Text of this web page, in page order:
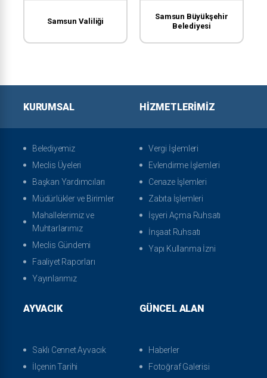
Samsun Valiliği
Samsun Büyükşehir
Belediyesi
KURUMSAL
Belediyemiz
Meclis Üyeleri
Başkan Yardımcıları
Müdürlükler ve Birimler
Mahallelerimiz ve
Muhtarlarımız
Meclis Gündemi
Faaliyet Raporları
Yayınlarımız
HIZMETLERIMIZ
Vergi İşlemleri
Evlendirme İşlemleri
Cenaze İşlemleri
Zabıta İşlemleri
İşyeri Açma Ruhsatı
İnşaat Ruhsatı
Yapı Kullanma İzni
AYVACIK
Saklı Cennet Ayvacık
İlçenin Tarihi
GÜNCEL ALAN
Haberler
Fotoğraf Galerisi